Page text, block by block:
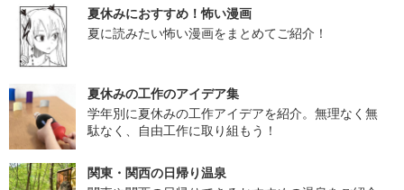
夏休みにおすすめ！怖い漫画
夏に読みたい怖い漫画をまとめてご紹介！
夏休みの工作のアイデア集
学年別に夏休みの工作アイデアを紹介。無理なく無
駄なく、自由工作に取り組もう！
関東・関西の日帰り温泉